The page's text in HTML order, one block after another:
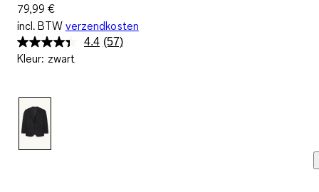
79,99 €
incl. BTW verzendkosten
4.4 Lees
(57)
Kleur: zwart